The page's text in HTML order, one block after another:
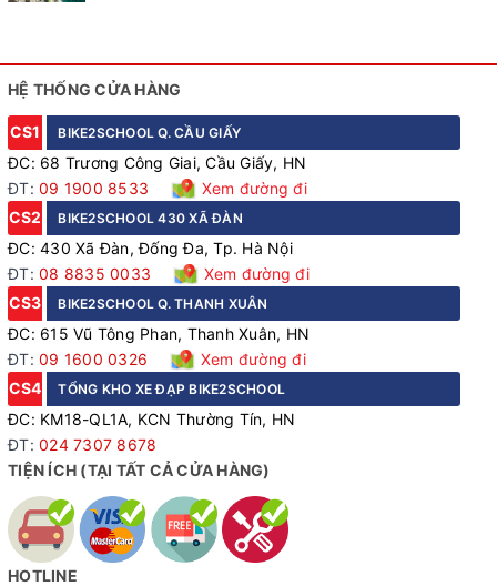
HỆ THỐNG CỬA HÀNG
CS1 BIKE2SCHOOL Q. CẦU GIẤY
ĐC: 68 Trương Công Giai, Cầu Giấy, HN
ĐT: 09 1900 8533
Xem đường đi
CS2
BIKE2SCHOOL 430 XÃ ĐÀN
ĐC: 430 Xã Đàn, Đống Đa, Tp. Hà Nội
ĐT: 08 8835 0033
Xem đường đi
CS3
BIKE2SCHOOL Q. THANH XUÂN
ĐC: 615 Vũ Tông Phan, Thanh Xuân, HN
ĐT: 09 1600 0326
Xem đường đi
CS4
TỔNG KHO XE ĐẠP BIKE2SCHOOL
ĐC: KM18-QL1A, KCN Thường Tín, HN
ĐT: 024 7307 8678
TIỆN ÍCH (TẠI TẤT CẢ CỬA HÀNG)
HOTLINE